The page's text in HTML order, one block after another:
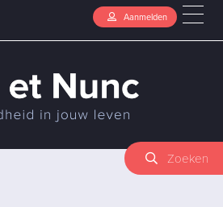
Aanmelden
Zoeken